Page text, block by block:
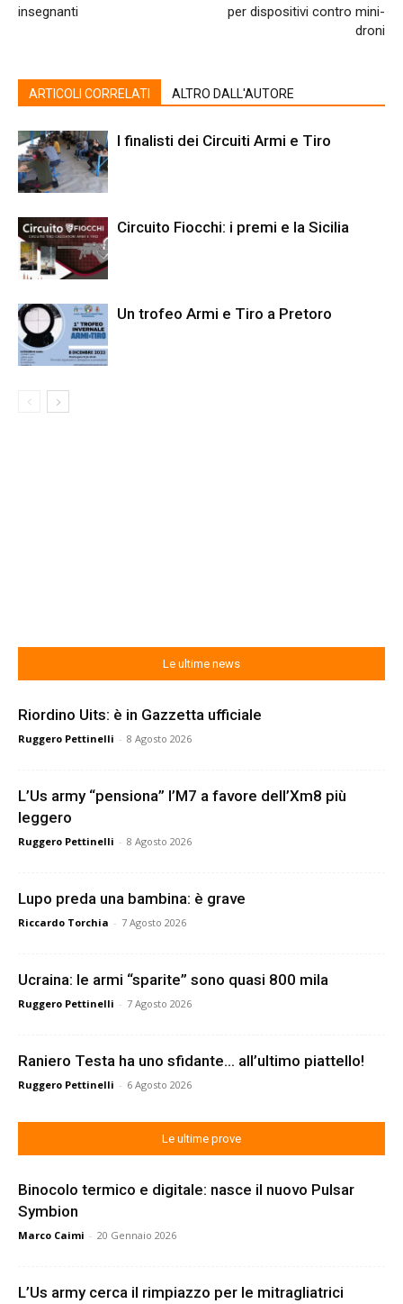
insegnanti
per dispositivi contro mini-
droni
ARTICOLI CORRELATI ALTRO DALL'AUTORE
I finalisti dei Circuiti Armi e Tiro
Circuito Fiocchi: i premi e la Sicilia
Un trofeo Armi e Tiro a Pretoro
Le ultime news
Riordino Uits: è in Gazzetta ufficiale
Ruggero Pettinelli - 8 Agosto 2026
L’Us army “pensiona” l’M7 a favore dell’Xm8 più
leggero
Ruggero Pettinelli - 8 Agosto 2026
Lupo preda una bambina: è grave
Riccardo Torchia - 7 Agosto 2026
Ucraina: le armi “sparite” sono quasi 800 mila
Ruggero Pettinelli - 7 Agosto 2026
Raniero Testa ha uno sfidante… all’ultimo piattello!
Ruggero Pettinelli - 6 Agosto 2026
Le ultime prove
Binocolo termico e digitale: nasce il nuovo Pulsar
Symbion
Marco Caimi - 20 Gennaio 2026
L’Us army cerca il rimpiazzo per le mitragliatrici